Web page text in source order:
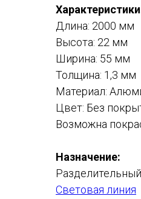
Длина: 2000 мм
Высота: 22 мм
Ширина: 55 мм
Толщина: 1,3 мм
Материал:
Цвет: Без
Возможна
Назначение:
Световая линия